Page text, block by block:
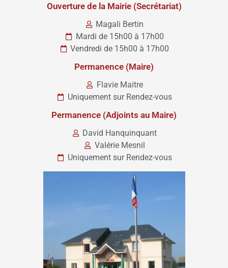
Ouverture de la Mairie (Secrétariat)
Magali Bertin
Mardi de 15h00 à 17h00
Vendredi de 15h00 à 17h00
Permanence (Maire)
Flavie Maitre
Uniquement sur Rendez-vous
Permanence (Adjoints au Maire)
David Hanquinquant
Valérie Mesnil
Uniquement sur Rendez-vous